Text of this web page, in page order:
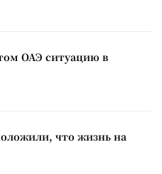
ОАЭ ситуацию в
что жизнь на